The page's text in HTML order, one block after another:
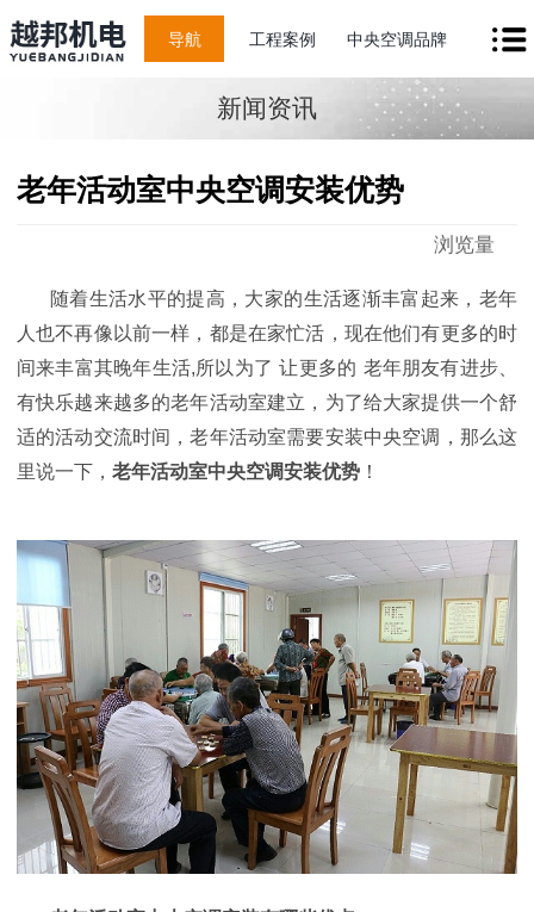
导航 工程案例 中央空调品牌
新闻资讯
老年活动室中央空调安装优势
浏览量
随着生活水平的提高，大家的生活逐渐丰富起来，老年
人也不再像以前一样，都是在家忙活，现在他们有更多的时
间来丰富其晚年生活,所以为了 让更多的 老年朋友有进步、
有快乐越来越多的老年活动室建立，为了给大家提供一个舒
适的活动交流时间，老年活动室需要安装中央空调，那么这
里说一下， 老年活动室中央空调安装优势 ！